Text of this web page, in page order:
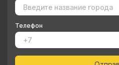
Телефон